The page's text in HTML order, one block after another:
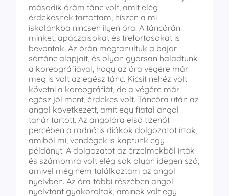
második órám tánc volt, amit elég
érdekesnek tartottam, hiszen a mi
iskolánkba nincsen ilyen óra. A táncórán
minket, apáczaisokat és trefortosokat is
bevontak. Az órán megtanultuk a bajor
sörtánc alapjait, és olyan gyorsan haladtunk
a koreográfiával, hogy az óra végére már
meg is volt az egész tánc. Kicsit nehéz volt
követni a koreográfiát, de a végére már
egész jól ment, érdekes volt. Táncóra után az
angol következett, amit egy fiatal angol
tanár tartott. Az angolóra első tizenöt
percében a radnótis diákok dolgozatot írtak,
amiből mi, vendégek is kaptunk egy
példányt. A dolgozatot az érzelmekből írták
és számomra volt elég sok olyan idegen szó,
amivel még nem találkoztam az angol
nyelvben. Az óra többi részében angol
nyelvtant gyakoroltak, aminek volt egy